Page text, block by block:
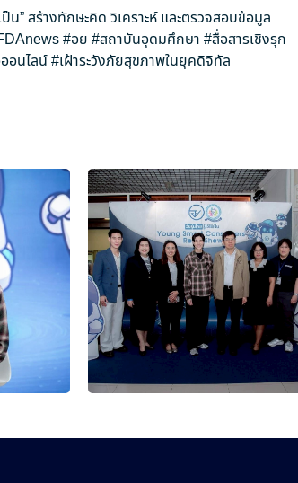
” สร้างทักษะคิด วิเคราะห์ และตรวจสอบข้อมูล
#อย #สถาบันอุดมศึกษา #สื่อสารเชิงรุก
อนไลน์#เฝ้าระวังภัยสุขภาพในยุคดิจิทัล